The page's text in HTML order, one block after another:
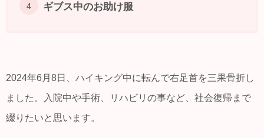
ギブス中のお助け服
2024年6月8日、ハイキング中に転んで右足首を三果骨折し
ました。入院中や手術、リハビリの事など、社会復帰まで
綴りたいと思います。